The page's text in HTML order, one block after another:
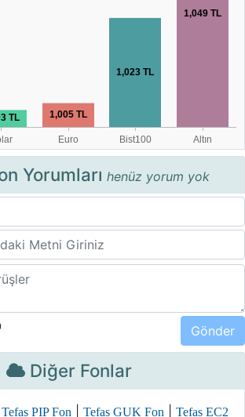
Yorumları henüz yorum yok
Diğer Fonlar
Tefas PIP Fon| Tefas GUK Fon|
Tefas EC2